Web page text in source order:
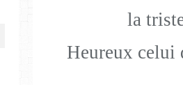
la
Heureux celui